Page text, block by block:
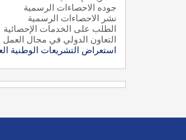
جوده الاحصاءات الرسمية
نشر الاحصاءات الرسمية
الطلب على الخدمات الإحصائية
التعاون الدولي في مجال العمل
استعراض التشريعات الوطنية